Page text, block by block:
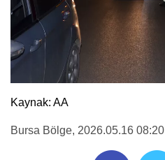
Kaynak: AA
Bursa Bölge, 2026.05.16 08:20